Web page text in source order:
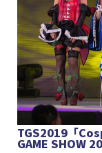
TGS2019「
GAME SHOW